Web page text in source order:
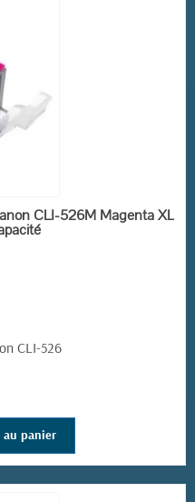
CLI-526M Magenta XL
CLI-526
panier